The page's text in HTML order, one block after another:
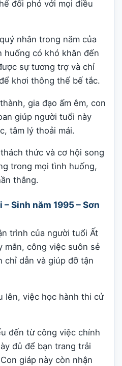
đối phó với mọi điều
nhân trong năm của
huống có khó khăn đến
sự tương trợ và chỉ
khơi thông thế bế tắc.
gia đạo ấm êm, con
giúp người tuổi này
tâm lý thoải mái.
thức và cơ hội song
trong mọi tình huống,
thắng.
Sinh năm 1995 – Sơn
trình của người tuổi Ất
mắn, công việc suôn sẻ
chỉ dẫn và giúp đỡ tận
lên, việc học hành thi cử
đến từ công việc chính
đủ để bạn trang trải
giáp này còn nhận